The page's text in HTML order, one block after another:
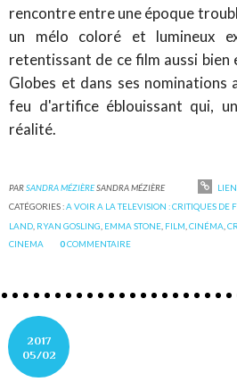
rencontre entre une époque
un mélo coloré et lumineux
retentissant de ce film aussi bien
Globes et dans ses nominations
feu d'artifice éblouissant qui,
réalité.
PARSANDRA MÉZIÈRESANDRA MÉZIÈRE
CATÉGORIES :A VOIR A LA TELEVISION : CRITIQUES DE
LAND RYAN GOSLING EMMA STONE FILM ,CINÉMA ,
CINEMA
0COMMENTAIRE
2017
05/02